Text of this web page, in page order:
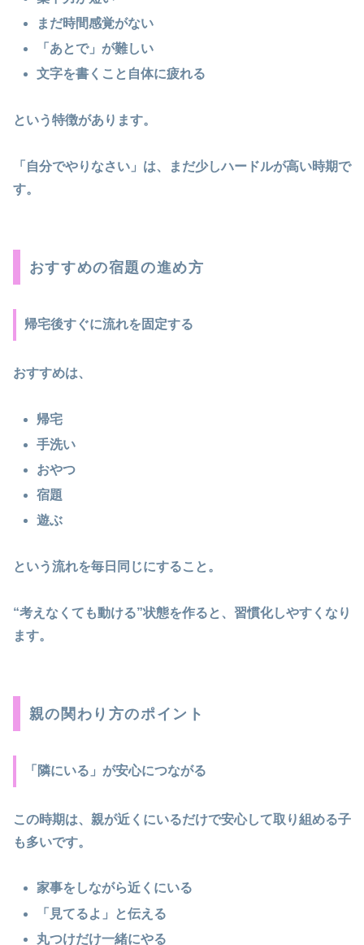
まだ時間感覚がない
「あとで」が難しい
文字を書くこと自体に疲れる
という特徴があります。
「自分でやりなさい」は、まだ少しハードルが高い時期で
す。
おすすめの宿題の進め方
帰宅後すぐに流れを固定する
おすすめは、
帰宅
手洗い
おやつ
宿題
遊ぶ
という流れを毎日同じにすること。
“考えなくても動ける”状態を作ると、習慣化しやすくなり
ます。
親の関わり方のポイント
「隣にいる」が安心につながる
この時期は、親が近くにいるだけで安心して取り組める子
も多いです。
家事をしながら近くにいる
「見てるよ」と伝える
丸つけだけ一緒にやる